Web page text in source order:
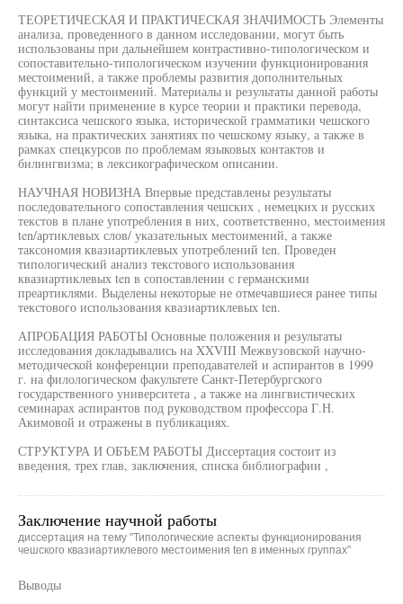
ТЕОРЕТИЧЕСКАЯ И ПРАКТИЧЕСКАЯ ЗНАЧИМОСТЬ Элементы
анализа, проведенного в данном исследовании, могут быть
использованы при дальнейшем контрастивно-типологическом и
сопоставительно-типологическом изучении функционирования
местоимений, а также проблемы развития дополнительных
функций у местоимений. Материалы и результаты данной работы
могут найти применение в курсе теории и практики перевода,
синтаксиса чешского языка, исторической грамматики чешского
языка, на практических занятиях по чешскому языку, а также в
рамках спецкурсов по проблемам языковых контактов и
билингвизма; в лексикографическом описании.
НАУЧНАЯ НОВИЗНА Впервые представлены результаты
последовательного сопоставления чешских , немецких и русских
текстов в плане употребления в них, соответственно, местоимения
ten/артиклевых слов/ указательных местоимений, а также
таксономия квазиартиклевых употреблений ten. Проведен
типологический анализ текстового использования
квазиартиклевых ten в сопоставлении с германскими
преартиклями. Выделены некоторые не отмечавшиеся ранее типы
текстового использования квазиартиклевых ten.
АПРОБАЦИЯ РАБОТЫ Основные положения и результаты
исследования докладывались на XXVIII Межвузовской научно-
методической конференции преподавателей и аспирантов в 1999
г. на филологическом факультете Санкт-Петербургского
государственного университета , а также на лингвистических
семинарах аспирантов под руководством профессора Г.Н.
Акимовой и отражены в публикациях.
СТРУКТУРА И ОБЪЕМ РАБОТЫ Диссертация состоит из
введения, трех глав, заключения, списка библиографии ,
Заключение научной работы
диссертация на тему "Типологические аспекты функционирования
чешского квазиартиклевого местоимения ten в именных группах"
Выводы